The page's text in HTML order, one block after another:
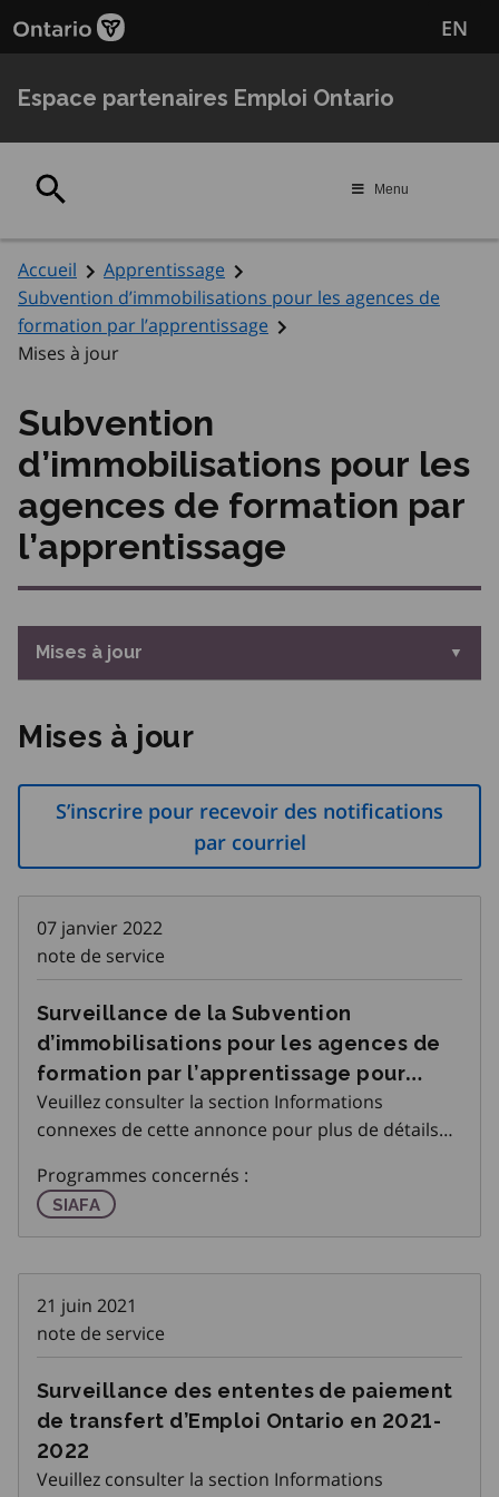
au
principal
au
EN
Espace partenaires Emploi Ontario
Menu
Accueil
Apprentissage
Subvention d’immobilisations pour les agences de
formation par l’apprentissage
Mises à jour
Subvention
d’immobilisations pour les
agences de formation par
l’apprentissage
Mises à jour
Mises à jour
S’inscrire pour recevoir des notifications
par courriel
07 janvier 2022
note de service
Surveillance de la Subvention
d’immobilisations pour les agences de
formation par l’apprentissage pour
2021-2022
Veuillez consulter la section Informations
connexes de cette annonce pour plus de détails
d’immobilisations pour les agences de formation
par l’apprentissage pour 2021-2022.
Programmes concernés :
Subvention d'immobilisations pour les agences de
SIAFA
21 juin 2021
note de service
Surveillance des ententes de paiement
de transfert d’Emploi Ontario en 2021-
2022
Veuillez consulter la section Informations